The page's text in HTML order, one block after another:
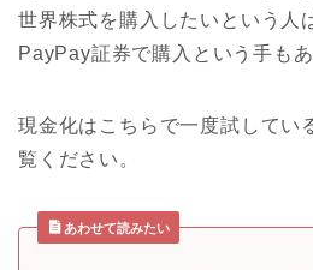
世界株式を購入したいという人
PayPay証券で購入という手もあ
現金化はこちらで一度試してい
覧ください。
あわせて読みたい